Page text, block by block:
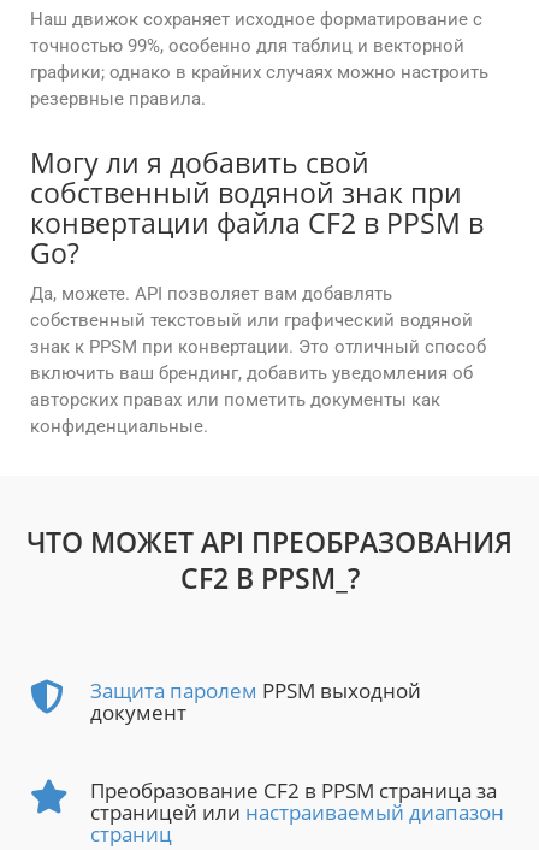
Наш движок сохраняет исходное форматирование с
точностью 99%, особенно для таблиц и векторной
графики; однако в крайних случаях можно настроить
резервные правила.
Могу ли я добавить свой
собственный водяной знак при
конвертации файла CF2 в PPSM в
Go?
Да, можете. API позволяет вам добавлять
собственный текстовый или графический водяной
знак к PPSM при конвертации. Это отличный способ
включить ваш брендинг, добавить уведомления об
авторских правах или пометить документы как
конфиденциальные.
ЧТО МОЖЕТ API ПРЕОБРАЗОВАНИЯ
CF2 В PPSM_?
Защита паролем PPSM выходной
документ
Преобразование CF2 в PPSM страница за
страницей или настраиваемый диапазон
страниц